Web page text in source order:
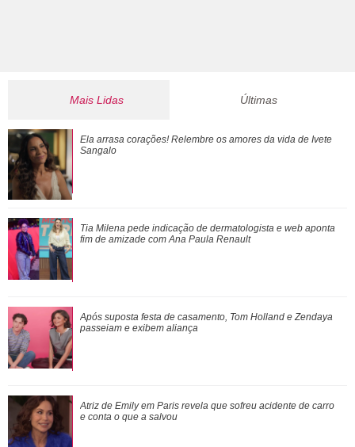
Mais Lidas
Após suposta festa de casamento, Tom Holland e Zendaya
passeiam e exibem aliança
Atriz de Emily em Paris revela que sofreu acidente de carro
e conta o que a salvou
Leonardo compra 60 porcos e brinca ao ter dificuldade com
pagamento: Vou pedir ajuda
Adam Sandler anuncia Gente Grande 3 e compartilha foto
com elenco
Últimas
Ela arrasa corações! Relembre os amores da vida de Ivete
Sangalo
Tia Milena pede indicação de dermatologista e web aponta
fim de amizade com Ana Paula Renault
Após suposta festa de casamento, Tom Holland e Zendaya
passeiam e exibem aliança
Atriz de Emily em Paris revela que sofreu acidente de carro
e conta o que a salvou